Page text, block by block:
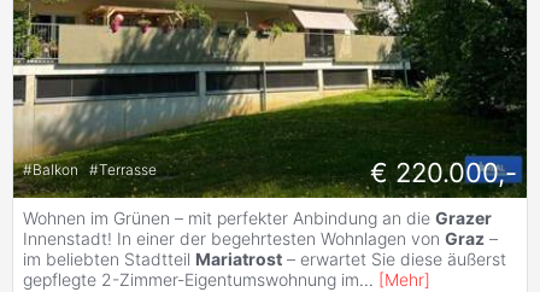
#Balkon #Terrasse € 220.000,-
Wohnen im Grünen – mit perfekter Anbindung an die Grazer
Innenstadt! In einer der begehrtesten Wohnlagen von Graz –
im beliebten Stadtteil Mariatrost – erwartet Sie diese äußerst
gepflegte 2-Zimmer-Eigentumswohnung im... [Mehr]